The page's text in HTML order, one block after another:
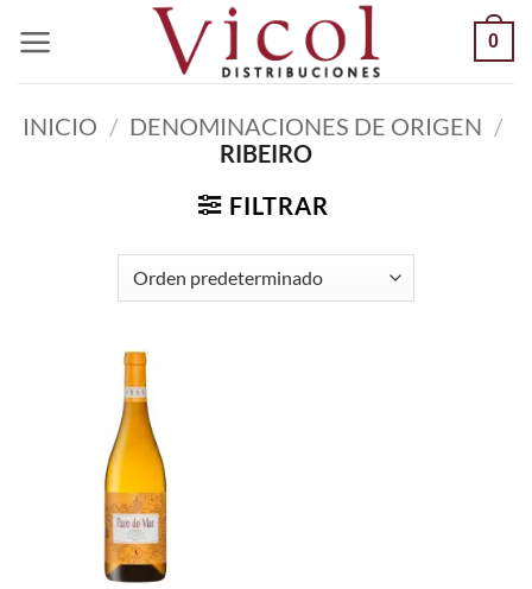
contenido
0
INICIO / DENOMINACIONES DE ORIGEN /
RIBEIRO
FILTRAR